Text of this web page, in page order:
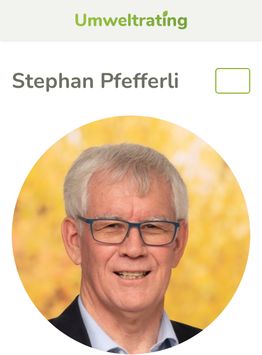
Stephan Pfefferli